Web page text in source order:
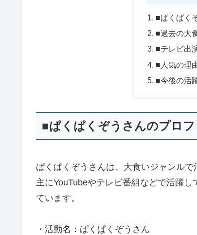
■ぱくぱく
■過去の大
■テレビ出
■人気の理
■今後の活
■ぱくぱくぞうさんのプロ
ぱくぱくぞうさんは、大食いジャンルで
主にYouTubeやテレビ番組などで活躍
ています。
・活動名：ぱくぱくぞうさん